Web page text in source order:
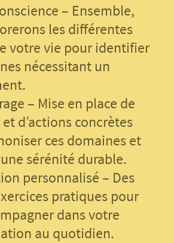
– Ensemble,
les différentes
votre vie pour identifier
nécessitant un
– Mise en place de
d’actions concrètes
ces domaines et
sérénité durable.
personnalisé – Des
pratiques pour
dans votre
au quotidien.